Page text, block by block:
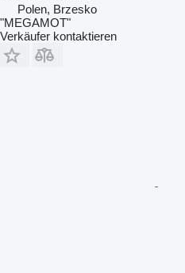
Polen, Brzesko
"MEGAMOT"
Verkäufer kontaktieren